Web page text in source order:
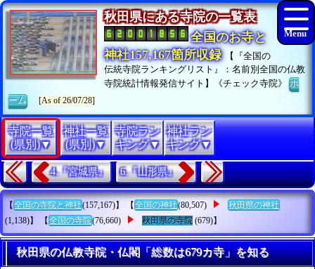
秋田県にある寺院の一覧表
全国のお寺と
神社157,167箇所収録
【『全国の
伝統寺院ランキングリスト』：名前別全国の仏教
寺院統計情報発信サイト】《チェック寺院》ホ
ーム
[As of 26/07/28]
寺院一覧
(県別)▼
神社一覧
(県別)▼
寺院ラン
キング▼
神社ラン
キング▼
4.『宮城県』 6.『山形県』
【 全国の寺院と神社(157,167)】 【 全国の神社(80,507)
秋田県の神社
(1,138)】 【 全国の寺院(76,660) 秋田県の寺院 (679)】
秋田県の仏教寺院・仏閣「総数は679カ寺」を知る